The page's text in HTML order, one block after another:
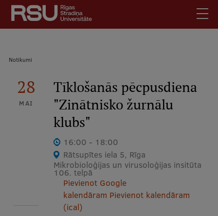
Pārlekt
galveno
saturu
Latviski
Meklēt Mobile
augšējā
izvēlne
Skolēniem
Studentiem
Absolventiem
Darba devējiem
Atpakaļceļš
Notikumi
28
MAI
Tīklošanās pēcpusdiena
"Zinātnisko žurnālu
klubs"
16:00 - 18:00
Rātsupītes iela 5, Rīga
Mikrobioloģijas un virusoloģijas insitūta
106. telpā
Pievienot Google
kalendāram Pievienot kalendāram
(ical)